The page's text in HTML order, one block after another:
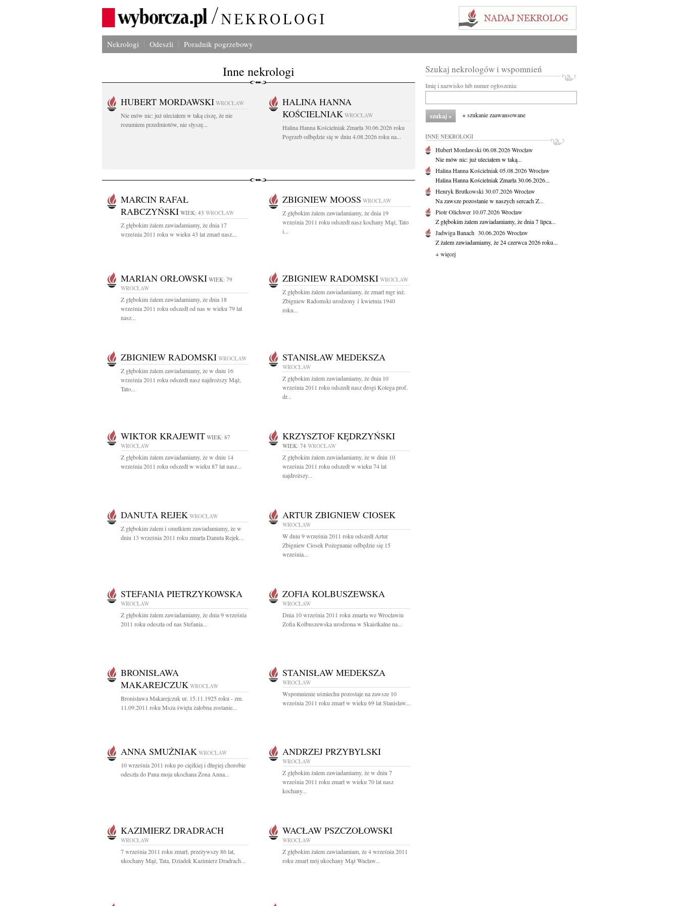
Nekrologi Odeszli Poradnik pogrzebowy
Inne nekrologi
HUBERT MORDAWSKI WROCŁAW
Nie mów nic: już uleciałem w taką ciszę, że nie
rozumiem przedmiotów, nie słyszę...
HALINA HANNA
KOŚCIELNIAK WROCŁAW
Halina Hanna Kościelniak Zmarła 30.06.2026 roku
Pogrzeb odbędzie się w dniu 4.08.2026 roku na...
MARCIN RAFAŁ
RABCZYŃSKI WIEK: 43 WROCŁAW
Z głębokim żalem zawiadamiamy, że dnia 17
września 2011 roku w wieku 43 lat zmarł nasz...
ZBIGNIEW MOOSS WROCŁAW
Z głębokim żalem zawiadamiamy, że dnia 19
września 2011 roku odszedł nasz kochany Mąż, Tato
i...
MARIAN ORŁOWSKI WIEK: 79
WROCŁAW
Z głębokim żalem zawiadamiamy, że dnia 18
września 2011 roku odszedł od nas w wieku 79 lat
nasz...
ZBIGNIEW RADOMSKI WROCŁAW
Z głębokim żalem zawiadamiamy, że zmarł mgr inż.
Zbigniew Radomski urodzony 1 kwietnia 1940
roku...
ZBIGNIEW RADOMSKI WROCŁAW
Z głębokim żalem zawiadamiamy, że w dniu 16
września 2011 roku odszedł nasz najdroższy Mąż,
Tato...
STANISŁAW MEDEKSZA
WROCŁAW
Z głębokim żalem zawiadamiamy, że dnia 10
września 2011 roku odszedł nasz drogi Kolega prof.
dr...
WIKTOR KRAJEWIT WIEK: 87
WROCŁAW
Z głębokim żalem zawiadamiamy, że w dniu 14
września 2011 roku odszedł w wieku 87 lat nasz...
KRZYSZTOF KĘDRZYŃSKI
WIEK: 74 WROCŁAW
Z głębokim żalem zawiadamiamy, że w dniu 10
września 2011 roku odszedł w wieku 74 lat
najdroższy...
DANUTA REJEK WROCŁAW
Z głębokim żalem i smutkiem zawiadamiamy, że w
dniu 13 września 2011 roku zmarła Danuta Rejek...
ARTUR ZBIGNIEW CIOSEK
WROCŁAW
W dniu 9 września 2011 roku odszedł Artur
Zbigniew Ciosek Pożegnanie odbędzie się 15
września...
STEFANIA PIETRZYKOWSKA
WROCŁAW
Z głębokim żalem zawiadamiamy, że dnia 9 września
2011 roku odeszła od nas Stefania...
ZOFIA KOLBUSZEWSKA
WROCŁAW
Dnia 10 września 2011 roku zmarła we Wrocławiu
Zofia Kolbuszewska urodzona w Skaistkalne na...
BRONISŁAWA
MAKAREJCZUK WROCŁAW
Bronisława Makarejczuk ur. 15.11.1925 roku - zm.
11.09.2011 roku Msza święta żałobna zostanie...
STANISŁAW MEDEKSZA
WROCŁAW
Wspomnienie uśmiechu pozostaje na zawsze 10
września 2011 roku zmarł w wieku 69 lat Stanisław...
ANNA SMUŻNIAK WROCŁAW
10 września 2011 roku po ciężkiej i długiej chorobie
odeszła do Pana moja ukochana Żona Anna...
ANDRZEJ PRZYBYLSKI
WROCŁAW
Z głębokim żalem zawiadamiamy, że w dniu 7
września 2011 roku zmarł w wieku 70 lat nasz
kochany...
KAZIMIERZ DRADRACH
WROCŁAW
7 września 2011 roku zmarł, przeżywszy 86 lat,
ukochany Mąż, Tata, Dziadek Kazimierz Dradrach...
WACŁAW PSZCZOŁOWSKI
WROCŁAW
Z głębokim żalem zawiadamiam, że 4 września 2011
roku zmarł mój ukochany Mąż Wacław...
Szukaj nekrologów i wspomnień
Imię i nazwisko lub numer ogłoszenia:
+ szukanie zaawansowane
INNE NEKROLOGI
Hubert Mordawski06.08.2026Wrocław
Nie mów nic: już uleciałem w taką...
Halina Hanna Kościelniak05.08.2026Wrocław
Halina Hanna Kościelniak Zmarła 30.06.2026...
Henryk Brutkowski30.07.2026Wrocław
Na zawsze pozostanie w naszych sercach Z...
Piotr Olichwer 10.07.2026Wrocław
Z głębokim żalem zawiadamiamy, że dnia 7 lipca...
Jadwiga Banach 30.06.2026Wrocław
Z żalem zawiadamiamy, że 24 czerwca 2026 roku...
+ więcej